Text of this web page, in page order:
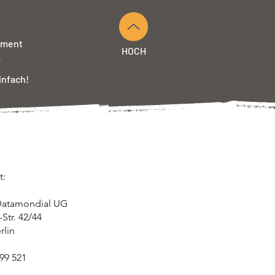
HOCH
UG
42/44
521